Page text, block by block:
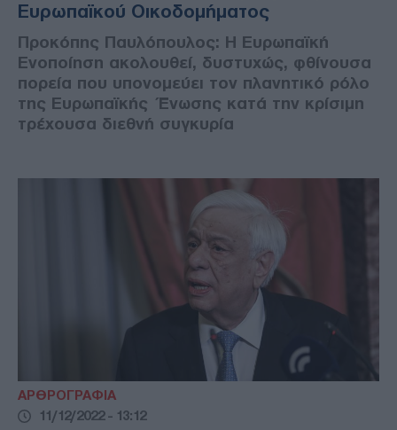
Ευρωπαϊκού Οικοδομήματος
Προκόπης Παυλόπουλος: Η Ευρωπαϊκή
Ενοποίηση ακολουθεί, δυστυχώς, φθίνουσα
πορεία που υπονομεύει τον πλανητικό ρόλο
της Ευρωπαϊκής Ένωσης κατά την κρίσιμη
τρέχουσα διεθνή συγκυρία
ΑΡΘΡΟΓΡΑΦΙΑ
11/12/2022 - 13:12